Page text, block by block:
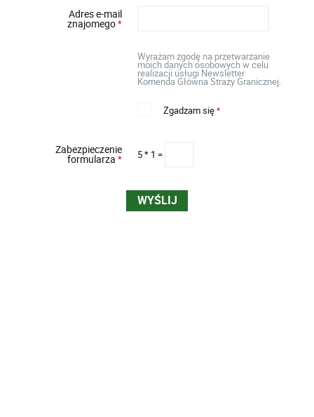
Adres e-mail
znajomego*
Wyrażam zgodę na przetwarzanie
moich danych osobowych w celu
realizacji usługi Newsletter
Komenda Główna Straży Granicznej.
Zgadzam się*
Zabezpieczenie
formularza* 5 * 1 =